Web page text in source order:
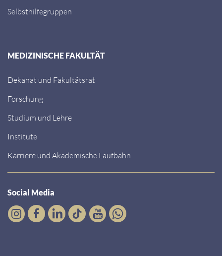
Selbsthilfegruppen
MEDIZINISCHE FAKULTÄT
Dekanat und Fakultätsrat
Forschung
Studium und Lehre
Institute
Karriere und Akademische Laufbahn
Social Media